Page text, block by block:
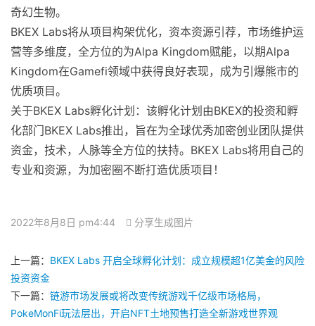
奇幻生物。
BKEX Labs将从项目构架优化，资本资源引荐，市场维护运
营等多维度，全方位的为Alpa Kingdom赋能，以期Alpa
Kingdom在Gamefi领域中获得良好表现，成为引爆熊市的
优质项目。
关于BKEX Labs孵化计划：该孵化计划由BKEX的投资和孵
化部门BKEX Labs推出，旨在为全球优秀加密创业团队提供
资金，技术，人脉等全方位的扶持。BKEX Labs将用自己的
专业和资源，为加密圈不断打造优质项目！
2022年8月8日 pm4:44 分享生成图片
上一篇： BKEX Labs 开启全球孵化计划：成立规模超1亿美金的风险
投资资金
下一篇： 链游市场发展或将改变传统游戏千亿级市场格局，
PokeMonFi玩法层出，开启NFT土地预售打造全新游戏世界观